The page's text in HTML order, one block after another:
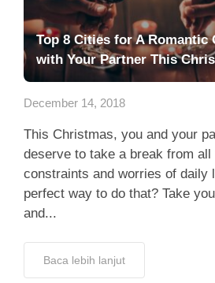
Tips Kencan
App
Hubungi Kami
Top 8 Cities for A Romantic
with Your Partner This
December 14, 2018
This Christmas, you and your
deserve to take a break from all
constraints and worries of daily
perfect way to do that? Take
and...
Baca lebih lanjut